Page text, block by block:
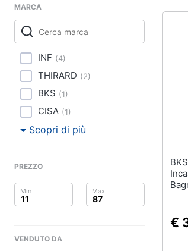
Videogiochi
Audio e musica
Clima
Arredo
Brico e Giardinaggio
Giocattoli
MARCA
INF (4)
THIRARD (2)
BKS (1)
CISA (1)
Scopri di più
PREZZO
VENDUTO DA
BKS - Ucs -
€